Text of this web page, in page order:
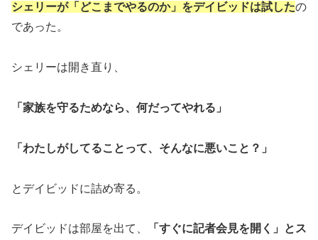
シェリーが「どこまでやるのか」をデイビッドは試したの
であった。
シェリーは開き直り、
「家族を守るためなら、何だってやれる」
「わたしがしてることって、そんなに悪いこと？」
とデイビッドに詰め寄る。
デイビッドは部屋を出て、
「すぐに記者会見を開く」とス